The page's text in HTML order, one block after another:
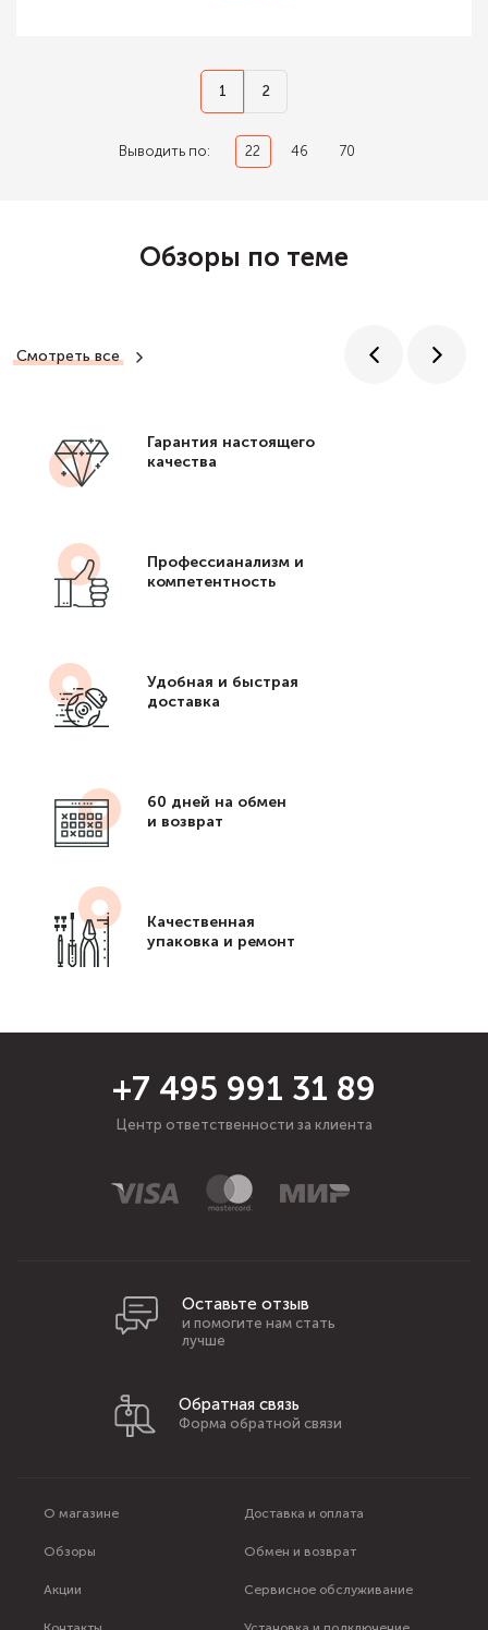
1 2
Выводить по: 22 46 70
Обзоры по теме
Смотреть все
Гарантия настоящего
качества
Профессианализм и
компетентность
Удобная и быстрая
доставка
60 дней на обмен
и возврат
Качественная
упаковка и ремонт
+7 495 991 31 89
Центр ответственности за клиента
О магазине Доставка и оплата
Обзоры Обмен и возврат
Акции Сервисное обслуживание
Оставьте отзыв
и помогите нам стать
лучше
Обратная связь
Форма обратной связи